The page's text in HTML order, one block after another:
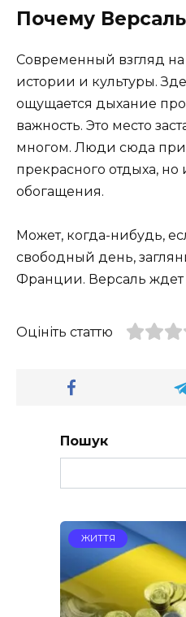
Почему
Современный взгляд
истории и культуры.
ощущается дыхание
важность. Это место
многом. Люди сюда
прекрасного отдыха, но
обогащения.
Может, когда-нибудь,
свободный день,
Франции. Версаль ждет
Оцініть статтю
Пошук
ЖИТТЯ